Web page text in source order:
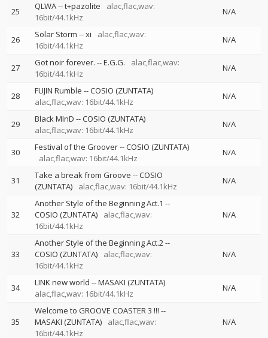
25 QLWA--t+pazolite
alac,flac,wav:
16bit/44.1kHz
N/A
26 Solar Storm --xi
alac,flac,wav:
16bit/44.1kHz
N/A
27 Got noir forever. --E.G.G.
alac,flac,wav:
16bit/44.1kHz
N/A
28 FUJIN Rumble --COSIO (ZUNTATA)
alac,flac,wav: 16bit/44.1kHz
N/A
29 Black MInD --COSIO (ZUNTATA)
alac,flac,wav: 16bit/44.1kHz
N/A
30 Festival of the Groover--COSIO (ZUNTATA)
alac,flac,wav: 16bit/44.1kHz
N/A
31 Take a break from Groove --COSIO
(ZUNTATA)
alac,flac,wav: 16bit/44.1kHz
N/A
32
Another Style of the Beginning Act.1 --
COSIO (ZUNTATA)
alac,flac,wav:
16bit/44.1kHz
N/A
33
Another Style of the Beginning Act.2--
COSIO (ZUNTATA)
alac,flac,wav:
16bit/44.1kHz
N/A
34 LINK new world --MASAKI (ZUNTATA)
alac,flac,wav: 16bit/44.1kHz
N/A
35
Welcome to GROOVE COASTER 3 !!! --
MASAKI (ZUNTATA)
alac,flac,wav:
16bit/44.1kHz
N/A